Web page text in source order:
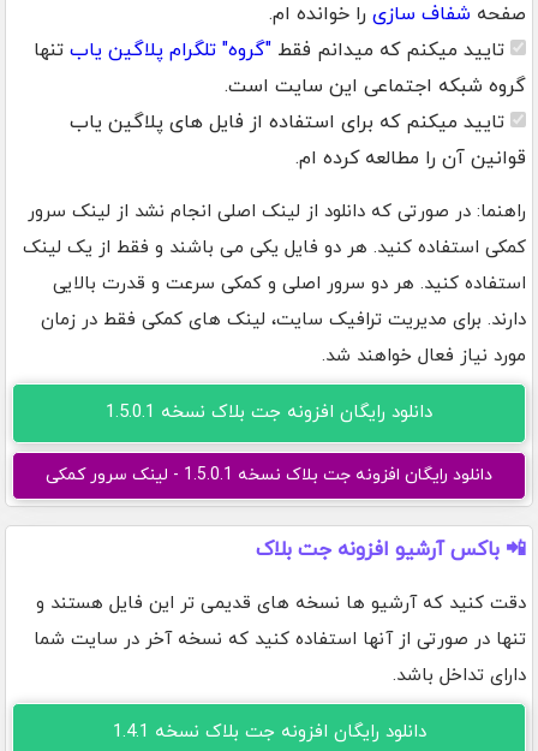
صفحه شفاف سازی را خوانده ام.
تایید میکنم که میدانم فقط "گروه" تلگرام پلاگین یاب تنها
گروه شبکه اجتماعی این سایت است.
تایید میکنم که برای استفاده از فایل های پلاگین یاب
قوانین آن را مطالعه کرده ام.
راهنما: در صورتی که دانلود از لینک اصلی انجام نشد از لینک سرور
کمکی استفاده کنید. هر دو فایل یکی می باشند و فقط از یک لینک
استفاده کنید. هر دو سرور اصلی و کمکی سرعت و قدرت بالایی
دارند. برای مدیریت ترافیک سایت، لینک های کمکی فقط در زمان
مورد نیاز فعال خواهند شد.
دانلود رایگان افزونه جت بلاک نسخه 1.5.0.1
دانلود رایگان افزونه جت بلاک نسخه 1.5.0.1 - لینک سرور کمکی
📲 باکس آرشیو افزونه جت بلاک
دقت کنید که آرشیو ها نسخه های قدیمی تر این فایل هستند و
تنها در صورتی از آنها استفاده کنید که نسخه آخر در سایت شما
دارای تداخل باشد.
دانلود رایگان افزونه جت بلاک نسخه 1.4.1